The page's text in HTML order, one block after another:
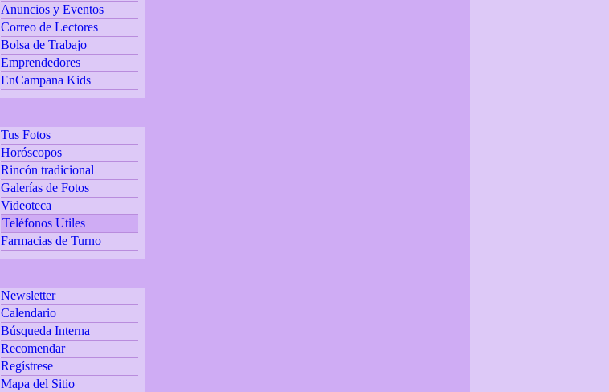
Anuncios y Eventos
Correo de Lectores
Bolsa de Trabajo
Emprendedores
EnCampana Kids
Tus Fotos
Horóscopos
Rincón tradicional
Galerías de Fotos
Videoteca
Teléfonos Utiles
Farmacias de Turno
Newsletter
Calendario
Búsqueda Interna
Recomendar
Regístrese
Mapa del Sitio